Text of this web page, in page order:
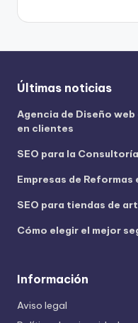
Últimas noticias
Agencia de Diseño
en clientes
SEO para la
Empresas de Reformas
SEO para tiendas de
Cómo elegir el mejor
Información
Aviso legal